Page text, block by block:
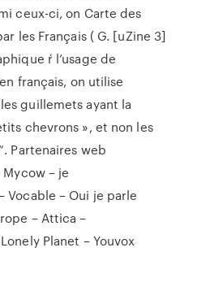
ceux-ci, on Carte des
les Français ( G. [uZine 3]
ŕ l’usage de
français, on utilise
guillemets ayant la
chevrons », et non les
Partenaires web
– je
Vocable – Oui je parle
– Attica –
Planet – Youvox